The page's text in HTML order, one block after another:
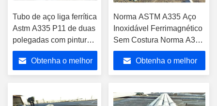
Tubo de aço liga ferrítica
Astm A335 P11 de duas
polegadas com pintura
preta e trefilagem a frio
Obtenha o melhor
Norma ASTM A335 Aço
Inoxidável Ferrimagnético
Sem Costura Norma A335
P2 P5
Obtenha o melhor